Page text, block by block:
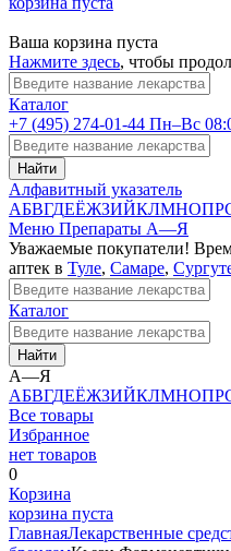
Ваша корзина пуста
Нажмите здесь, чтобы
Каталог
+7 (495) 274-01-44 Пн–Вс
Найти
Алфавитный указатель
АБВГДЕЁЖЗИЙКЛМНОПР
Меню Препараты А—Я
Уважаемые покупатели!
аптек в Туле, Самаре,
Каталог
Найти
А—Я
АБВГДЕЁЖЗИЙКЛМНОПР
Все товары
Избранное
нет товаров
0
Корзина
корзина пуста
ГлавнаяЛекарственные